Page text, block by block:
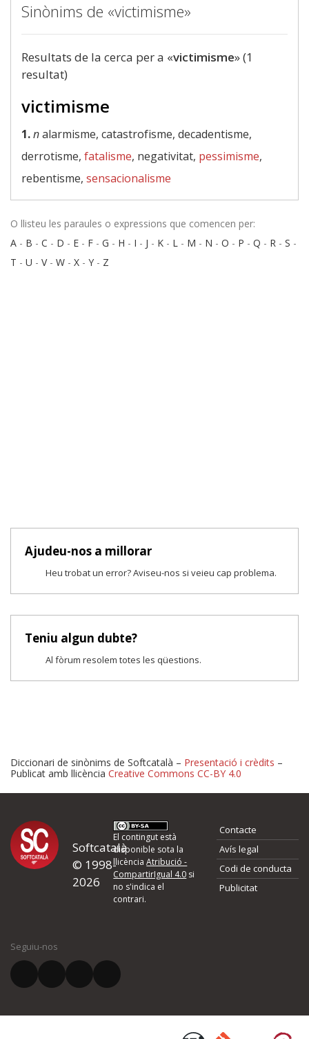
Sinònims de «victimisme»
Resultats de la cerca per a «victimisme» (1
resultat)
victimisme
1.nalarmisme, catastrofisme, decadentisme,
derrotisme, fatalisme, negativitat, pessimisme,
rebentisme, sensacionalisme
O llisteu les paraules o expressions que comencen per:
A - B - C - D - E - F - G - H - I - J - K - L - M - N - O - P - Q - R - S -
T - U - V- W - X - Y - Z
Ajudeu-nos a millorar
Heu trobat un error? Aviseu-nos si veieu cap problema.
Teniu algun dubte?
Al fòrum resolem totes les qüestions.
Proposeu-nos millores o
d'errors
Si heu trobat un error o voleu proposar alguna millora, ompliu els
quina és la millora que proposeu o l'error del qual voleu informar-
El vostre correu electrònic *
Diccionari de sinònims de Softcatalà – Presentació i crèdits –
Publicat amb llicència Creative Commons CC-BY 4.0
Softcatalà
© 1998-
2026
El contingut està
disponible sota la
llicènciaAtribució -
CompartirIgual 4.0 si
no s'indica el
contrari.
Contacte
Avís legal
Codi de conducta
Publicitat
Seguiu-nos